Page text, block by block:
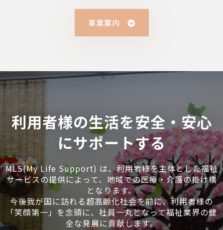
事業案内
利用者様の生活を安全・安心
にサポートする
MLS(My Life Support) は、利用者様を主体とした福祉
サービスの提供によって、地域での医療・介護の掛け橋
となります。
今後我が国に訪れる超高齢化社会を前に、利用者様の
「笑顔第一」を念頭に、社員一丸となって福祉業界の健
全な発展に貢献します。